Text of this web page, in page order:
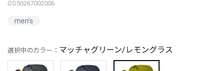
OS50267002006
men's
選択中のカラー： マッチャグリーン/レモングラス